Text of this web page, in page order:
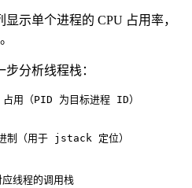
显示单个进程的 CPU 占用率，
。
步分析线程栈：
用（PID 为目标进程 ID）
制（用于 jstack 定位）
线程的调用栈